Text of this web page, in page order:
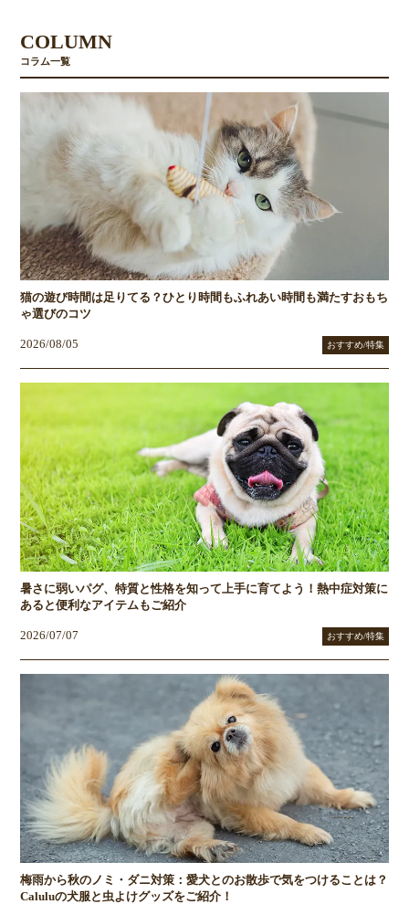
COLUMN
コラム一覧
猫の遊び時間は足りてる？ひとり時間もふれあい時間も満たすおもち
ゃ選びのコツ
2026/08/05 おすすめ/特集
暑さに弱いパグ、特質と性格を知って上手に育てよう！熱中症対策に
あると便利なアイテムもご紹介
2026/07/07 おすすめ/特集
梅雨から秋のノミ・ダニ対策：愛犬とのお散歩で気をつけることは？
Caluluの犬服と虫よけグッズをご紹介！